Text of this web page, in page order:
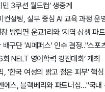
민 3쿠션 월드컵’ 생중계
컨설팅, 실무 중심 AI 교육 과정 운
방림면 운교1리와 ‘지역 상생 파
배구단 'AI페퍼스' 인수 결정.."스포
회 NELT 영어학력 경진대회’ 개최
, '한국 여성의 밝고 젊은 피부' 핵
에스, 블랙베리와 파트너십…"국내